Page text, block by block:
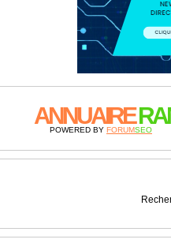
ANNUAIRE
POWERED BY FORUMSEO